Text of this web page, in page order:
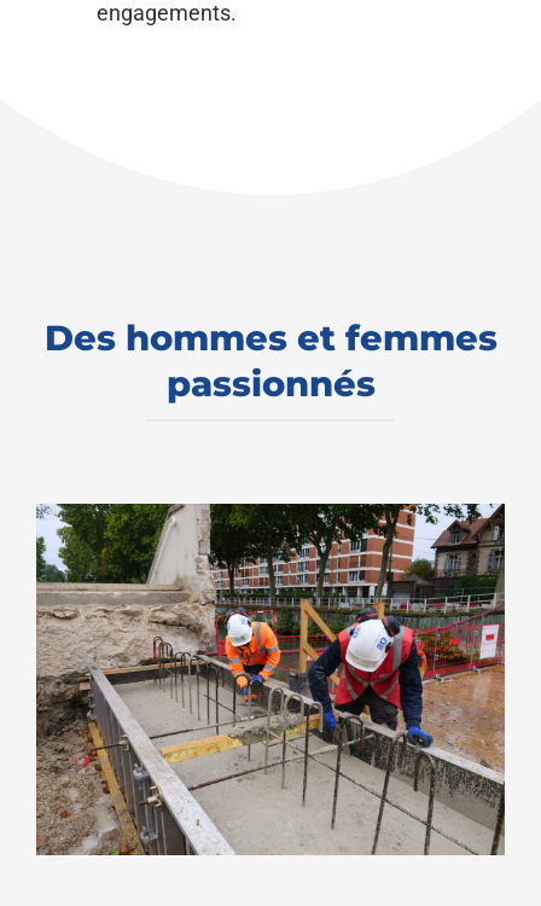
engagements.
Des hommes et femmes
passionnés